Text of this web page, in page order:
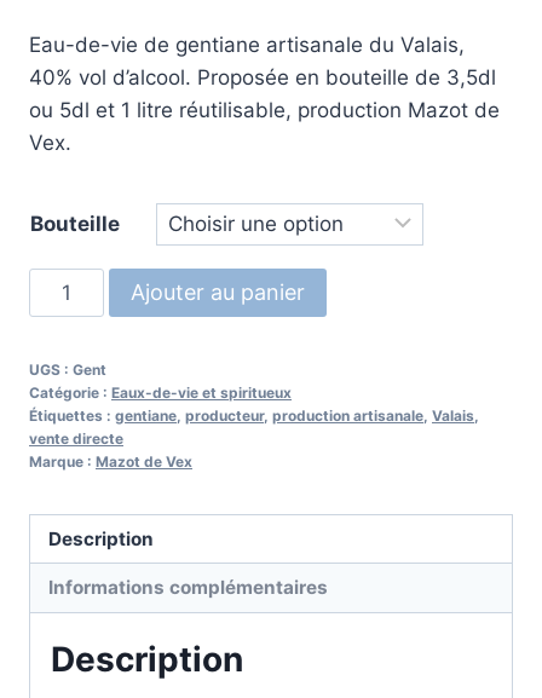
prix :
CHF 28.00
Eau-de-vie de gentiane artisanale du Valais,
40% vol d’alcool. Proposée en bouteille de 3,5dl
ou 5dl et 1 litre réutilisable, production Mazot de
Vex.
Bouteille
quantité
de
de-
Vie
Gentiane
Ajouter au panier
UGS : Gent
Catégorie : Eaux-de-vie et spiritueux
Étiquettes : gentiane producteur, production artisanale Valais
vente directe
Marque : Mazot de Vex
Description
Informations complémentaires
Description